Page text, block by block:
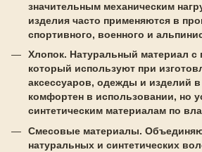
значительным механическим
изделия часто применяются в
спортивного, военного и
Хлопок. Натуральный материал с
который используют при
аксессуаров, одежды и изделий
комфортен в использовании, но
синтетическим материалам по
Смесовые материалы.
натуральных и синтетических